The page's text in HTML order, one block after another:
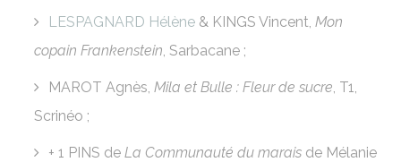
LESPAGNARD Hélène & KINGS Vincent,Mon
copain Frankenstein, Sarbacane ;
MAROT Agnès,Mila et Bulle : Fleur de sucre, T1,
Scrinéo ;
+ 1 PINS deLa Communauté du marais de Mélanie